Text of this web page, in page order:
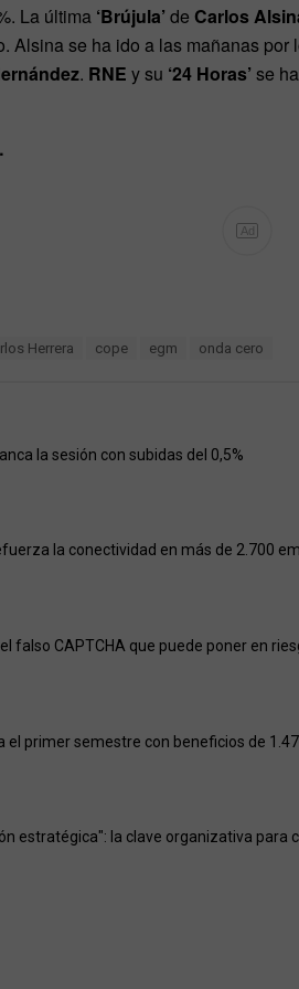
La última ‘Brújula’ de Carlos
Alsina se ha ido a las mañanas por
. RNE y su ‘24 Horas’ se
Ad
Herrera cope egm onda cero
la sesión con subidas del 0,5%
la conectividad en más de 2.700
falso CAPTCHA que puede poner en
el primer semestre con beneficios de
estratégica": la clave organizativa para